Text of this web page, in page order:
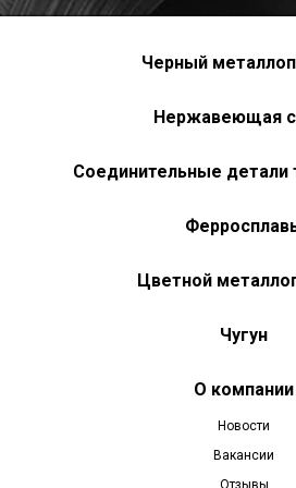
Черный
Нержавеющая
Соединительные детали
Цветной
Чугун
О компании
Новости
Вакансии
Отзывы